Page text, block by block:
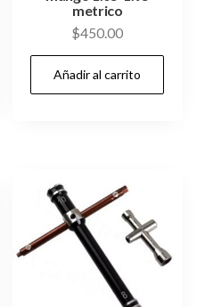
metrico
$450.00
Añadir al carrito